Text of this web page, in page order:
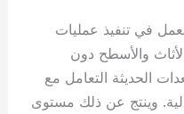
في تنفيذ عمليات
والأسطح دون
الحديثة التعامل مع
وينتج عن ذلك مستوى